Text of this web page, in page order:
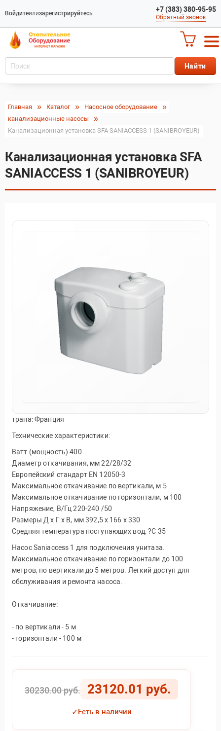
Войдитеилизарегистрируйтесь +7 (383) 380-95-95
Обратный звонок
Главная Каталог
Насосное оборудование
канализационные насосы
Канализационная установка SFA SANIACCESS 1 (SANIBROYEUR)
Канализационная установка SFA
SANIACCESS 1 (SANIBROYEUR)
трана: Франция
Технические характеристики:
Ватт (мощность) 400
Диаметр откачивания, мм 22/28/32
Европейский стандарт EN 12050-3
Максимальное откачивание по вертикали, м 5
Максимальное откачивание по горизонтали, м 100
Напряжение, В/Гц 220-240 /50
Размеры Д х Г х В, мм 392,5 x 166 x 330
Средняя температура поступающих вод, ?C 35
Насос Saniaccess 1 для подключения унитаза.
Максимальное откачивание по горизонтали до 100
метров, по вертикали до 5 метров. Легкий доступ для
обслуживания и ремонта насоса.
Откачивание:
- по вертикали - 5 м
- горизонтали - 100 м
30230.00 руб. 23120.01 руб.
✓Есть в наличии